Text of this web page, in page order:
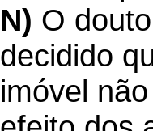
N) O
decidido
imóvel